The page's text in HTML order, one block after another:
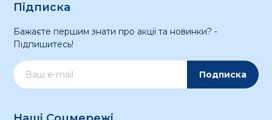
Підписка
Бажаєте першим знати про акції та новинки? -
Підпишитесь!
Подписка